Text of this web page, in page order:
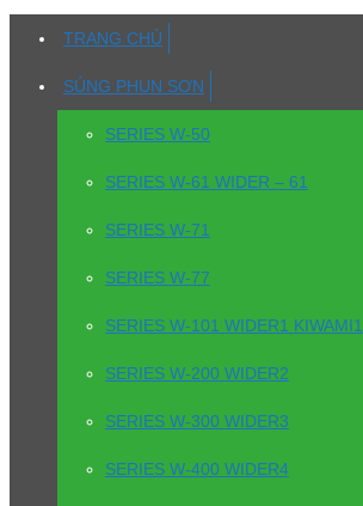
TRANG CHỦ
SÚNG PHUN SƠN
SERIES W-50
SERIES W-61 WIDER – 61
SERIES W-71
SERIES W-77
SERIES W-101 WIDER1 KIWAMI1
SERIES W-200 WIDER2
SERIES W-300 WIDER3
SERIES W-400 WIDER4